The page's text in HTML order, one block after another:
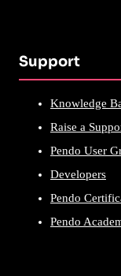
Support
Knowledge
Raise a
Pendo User
Developers
Pendo
Pendo